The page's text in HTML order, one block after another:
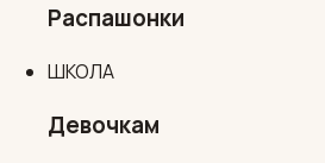
Распашонки
ШКОЛА
Девочкам